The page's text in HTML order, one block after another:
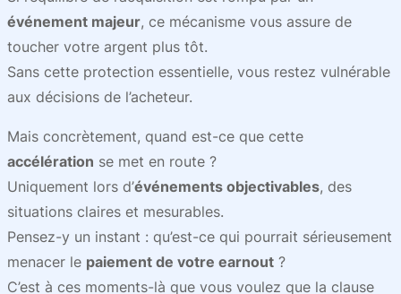
événement majeur, ce mécanisme vous assure de
toucher votre argent plus tôt.
Sans cette protection essentielle, vous restez vulnérable
aux décisions de l’acheteur.
Mais concrètement, quand est-ce que cette
accélération se met en route ?
Uniquement lors d’événements objectivables, des
situations claires et mesurables.
Pensez-y un instant : qu’est-ce qui pourrait sérieusement
menacer le paiement de votre earnout ?
C’est à ces moments-là que vous voulez que la clause